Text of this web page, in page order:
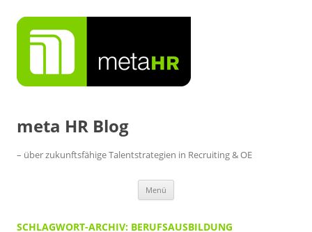
Inhalt
springen
meta HR Blog
– über zukunftsfähige Talentstrategien in Recruiting & OE
Menü
SCHLAGWORT-ARCHIV: BERUFSAUSBILDUNG